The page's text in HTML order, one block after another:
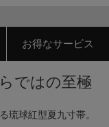
お得なサービス
ではの至極
琉球紅型夏九寸帯。